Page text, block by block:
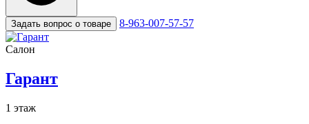
Задать вопрос о товаре 8-963-007-57-57
Салон
Гарант
1 этаж